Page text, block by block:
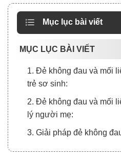
Mục lục bài viết
MỤC LỤC BÀI VIẾT
1. Đẻ không đau và mối
trẻ sơ sinh:
2. Đẻ không đau và mối
lý người mẹ:
3. Giải pháp đẻ không